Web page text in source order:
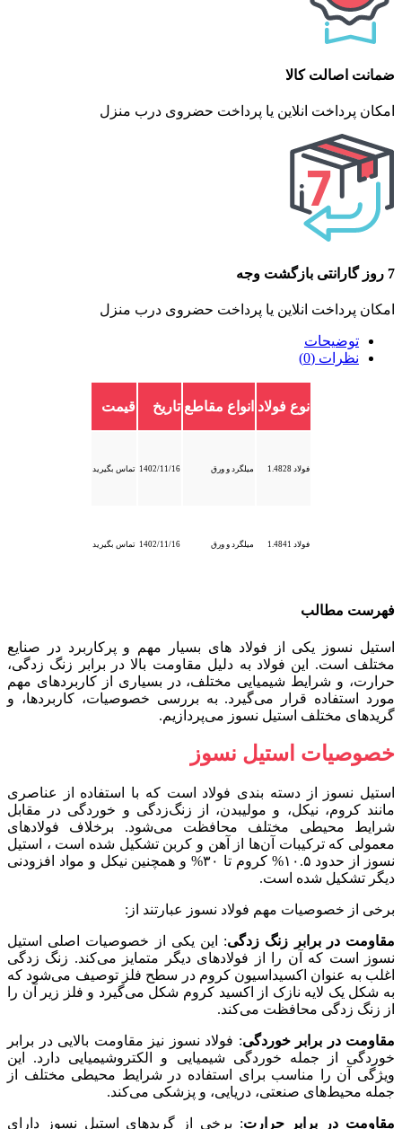
ضمانت اصالت کالا
امکان پرداخت انلاین یا پرداخت حضروی درب منزل
7 روز گارانتی بازگشت وجه
امکان پرداخت انلاین یا پرداخت حضروی درب منزل
توضیحات
نظرات (0)
نوع فولاد انواع مقاطع تاریخ قیمت
فولاد 1.4828 میلگرد و ورق 1402/11/16 تماس بگیرید
فولاد 1.4841 میلگرد و ورق 1402/11/16 تماس بگیرید
فهرست مطالب
استیل نسوز یکی از فولاد های بسیار مهم و پرکاربرد در صنایع
مختلف است. این فولاد به دلیل مقاومت بالا در برابر زنگ زدگی،
حرارت، و شرایط شیمیایی مختلف، در بسیاری از کاربردهای مهم
مورد استفاده قرار می‌گیرد. به بررسی خصوصیات، کاربردها، و
گریدهای مختلف استیل نسوز می‌پردازیم.
خصوصیات استیل نسوز
استیل نسوز از دسته بندی فولاد است که با استفاده از عناصری
مانند کروم، نیکل، و مولیبدن، از زنگ‌زدگی و خوردگی در مقابل
شرایط محیطی مختلف محافظت می‌شود. برخلاف فولاد‌های
معمولی که ترکیبات آن‌ها از آهن و کربن تشکیل شده است ، استیل
نسوز از حدود ۱۰.۵% کروم تا ۳۰% و همچنین نیکل و مواد افزودنی
دیگر تشکیل شده است.
برخی از خصوصیات مهم فولاد نسوز عبارتند از:
مقاومت در برابر زنگ زدگی: این یکی از خصوصیات اصلی استیل
نسوز است که آن را از فولاد‌های دیگر متمایز می‌کند. زنگ زدگی
اغلب به عنوان اکسیداسیون کروم در سطح فلز توصیف می‌شود که
به شکل یک لایه نازک از اکسید کروم شکل می‌گیرد و فلز زیر آن را
از زنگ زدگی محافظت می‌کند.
مقاومت در برابر خوردگی: فولاد نسوز نیز مقاومت بالایی در برابر
خوردگی از جمله خوردگی شیمیایی و الکتروشیمیایی دارد. این
ویژگی آن را مناسب برای استفاده در شرایط محیطی مختلف از
جمله محیط‌های صنعتی، دریایی، و پزشکی می‌کند.
مقاومت در برابر حرارت: برخی از گریدهای استیل نسوز دارای